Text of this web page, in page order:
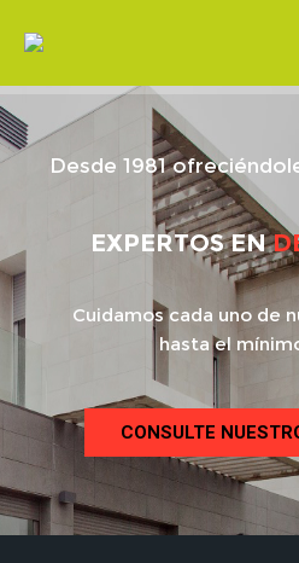
EXPERTOS EN
Cuidamos cada uno de
hasta el
CONSULTE
Desde 1981